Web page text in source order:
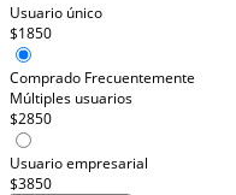
Usuario único
$1850
Comprado Frecuentemente
Múltiples usuarios
$2850
Usuario empresarial
$3850